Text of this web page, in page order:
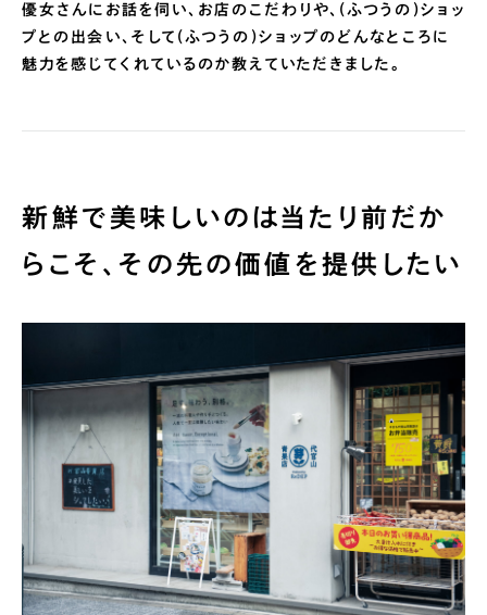
優女さんにお話を伺い、お店のこだわりや、(ふつうの)ショッ
プとの出会い、そして(ふつうの)ショップのどんなところに
魅力を感じてくれているのか教えていただきました。
新鮮で美味しいのは当たり前だか
らこそ、その先の価値を提供したい